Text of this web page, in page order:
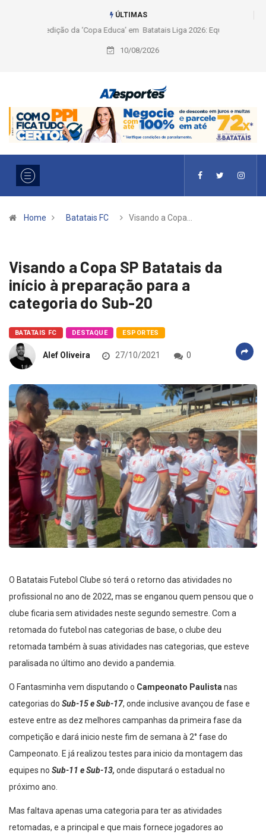
ÚLTIMAS
Liga 2026: Equipes rompem com a LABE na Série Ouro e entidade define
a 2° fase, times e formato
10/08/2026
Home Batatais FC Visando a Copa…
Visando a Copa SP Batatais da
início à preparação para a
categoria do Sub-20
BATATAIS FC DESTAQUE ESPORTES
Alef Oliveira 27/10/2021 0
O Batatais Futebol Clube só terá o retorno das atividades no
profissional no ano de 2022, mas se enganou quem pensou que o
clube ficaria sem atividades neste segundo semestre. Com a
retomada do futebol nas categorias de base, o clube deu
retomada também à suas atividades nas categorias, que esteve
paralisada no último ano devido a pandemia.
O Fantasminha vem disputando o Campeonato Paulistanas
categorias do Sub-15 e Sub-17, onde inclusive avançou de fase e
esteve entre as dez melhores campanhas da primeira fase da
competição e dará inicio neste fim de semana à 2° fase do
Campeonato. E já realizou testes para inicio da montagem das
equipes no Sub-11 e Sub-13, onde disputará o estadual no
próximo ano.
Mas faltava apenas uma categoria para ter as atividades
retomadas, e a principal e que mais fornece jogadores ao